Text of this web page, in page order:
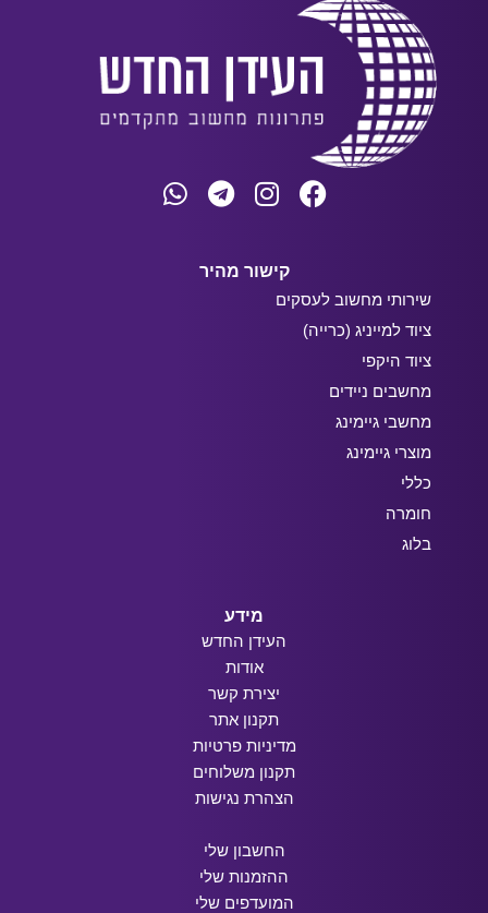
קישור מהיר
שירותי מחשוב לעסקים
ציוד למייניג (כרייה)
ציוד היקפי
מחשבים ניידים
מחשבי גיימינג
מוצרי גיימינג
כללי
חומרה
בלוג
מידע
העידן החדש
אודות
יצירת קשר
תקנון אתר
מדיניות פרטיות
תקנון משלוחים
הצהרת נגישות
החשבון שלי
ההזמנות שלי
המועדפים שלי